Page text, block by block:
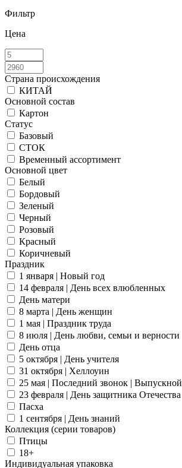
Фильтр
Цена
Страна происхождения
КИТАЙ
Основной состав
Картон
Статус
Базовый
СТОК
Временный ассортимент
Основной цвет
Белый
Бордовый
Зеленый
Черный
Розовый
Красный
Коричневый
Праздник
1 января | Новый год
14 февраля | День всех влюбленных
День матери
8 марта | День женщин
1 мая | Праздник труда
8 июля | День любви, семьи и верности
День отца
5 октября | День учителя
31 октября | Хеллоуин
25 мая | Последний звонок | Выпускной
23 февраля | День защитника Отечества
Пасха
1 сентября | День знаний
Коллекция (серии товаров)
Птицы
18+
Индивидуальная упаковка